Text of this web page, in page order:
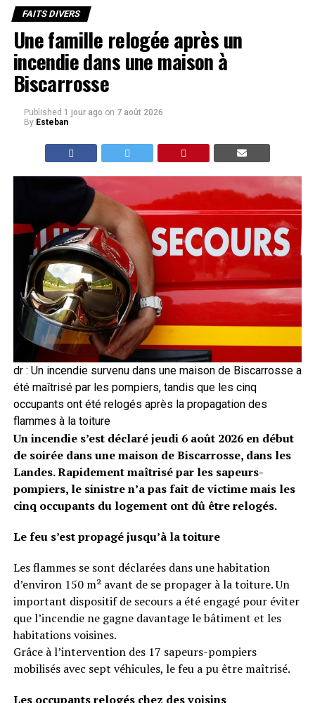
FAITS DIVERS
Une famille relogée après un
incendie dans une maison à
Biscarrosse
Published 1 jour ago on 7 août 2026
By Esteban
dr : Un incendie survenu dans une maison de Biscarrosse a
été maîtrisé par les pompiers, tandis que les cinq
occupants ont été relogés après la propagation des
flammes à la toiture
Un incendie s’est déclaré jeudi 6 août 2026 en début
de soirée dans une maison de Biscarrosse, dans les
Landes. Rapidement maîtrisé par les sapeurs-
pompiers, le sinistre n’a pas fait de victime mais les
cinq occupants du logement ont dû être relogés.
Le feu s’est propagé jusqu’à la toiture
Les flammes se sont déclarées dans une habitation
d’environ 150 m² avant de se propager à la toiture. Un
important dispositif de secours a été engagé pour éviter
que l’incendie ne gagne davantage le bâtiment et les
habitations voisines.
Grâce à l’intervention des 17 sapeurs-pompiers
mobilisés avec sept véhicules, le feu a pu être maîtrisé.
Les occupants relogés chez des voisins